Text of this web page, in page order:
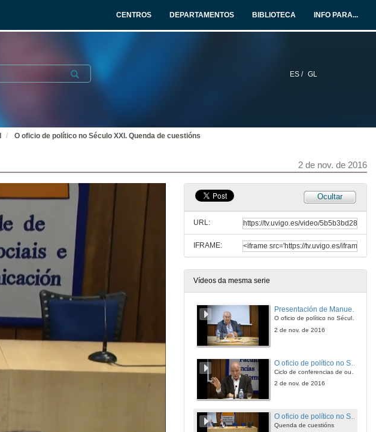
CENTROS DEPARTAMENTOS BIBLIOTECA INFO PARA...
ES / GL
Submit
O oficio de político no Século XXI. Quenda de cuestións
2 de nov. de 2016
Ocultar
URL:
IFRAME:
Vídeos da mesma serie
Presentación de Manuel Alcántara
O oficio de político no Século XXI
2 de nov. de 2016
Ciclo de conferencias de outono promovido polo Observatorio da Gobernanza G3-Área de Ciencia Política e da Administración.
2 de nov. de 2016
O oficio de político no Século XXI. Quenda de cuestións
Quenda de cuestións